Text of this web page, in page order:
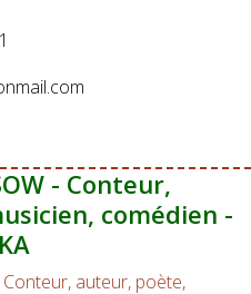
- Conteur,
comédien -